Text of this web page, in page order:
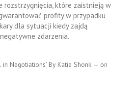
rozstrzygnięcia, które zaistnieją w
profity w przypadku
dla sytuacji kiedy zajdą
zdarzenia.
Negotiations’ By Katie Shonk — on